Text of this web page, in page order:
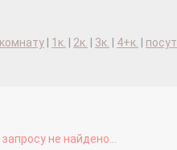
комнату 1к. 2к. 3к. 4+к.
не найдено...